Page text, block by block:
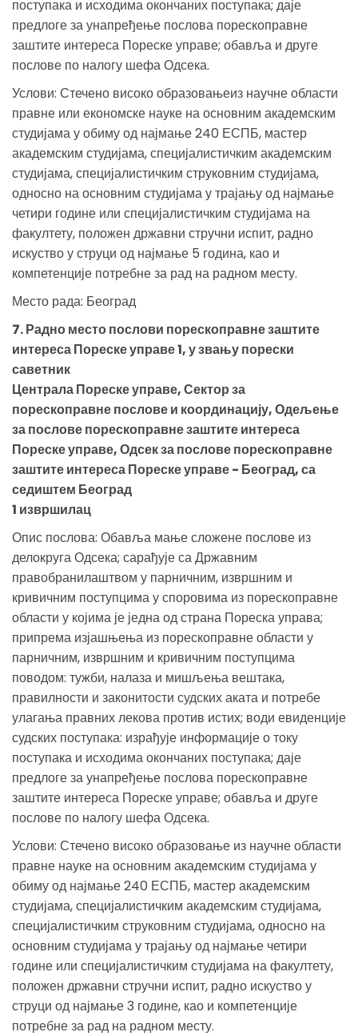
поступака и исходима окончаних поступака; даје
предлоге за унапређење послова порескоправне
заштите интереса Пореске управе; обавља и друге
послове по налогу шефа Одсека.
Услови: Стечено високо образовањеиз научне области
правне или економске науке на основним академским
студијама у обиму од најмање 240 ЕСПБ, мастер
академским студијама, специјалистичким академским
студијама, специјалистичким струковним студијама,
односно на основним студијама у трајању од најмање
четири године или специјалистичким студијама на
факултету, положен државни стручни испит, радно
искуство у струци од најмање 5 година, као и
компетенције потребне за рад на радном месту.
Место рада: Београд
7. Радно место послови порескоправне заштите
интереса Пореске управе 1, у звању порески
саветник
Централа Пореске управе, Сектор за
порескоправне послове и координацију, Одељење
за послове порескоправне заштите интереса
Пореске управе, Одсек за послове порескоправне
заштите интереса Пореске управе - Београд, са
седиштем Београд
1 извршилац
Опис послова: Обавља мање сложене послове из
делокруга Одсека; сарађује са Државним
правобранилаштвом у парничним, извршним и
кривичним поступцима у споровима из порескоправне
области у којима је једна од страна Пореска управа;
припрема изјашњења из порескоправне области у
парничним, извршним и кривичним поступцима
поводом: тужби, налаза и мишљења вештака,
правилности и законитости судских аката и потребе
улагања правних лекова против истих; води евиденције
судских поступака: израђује информације о току
поступака и исходима окончаних поступака; даје
предлоге за унапређење послова порескоправне
заштите интереса Пореске управе; обавља и друге
послове по налогу шефа Одсека.
Услови: Стечено високо образовање из научне области
правне науке на основним академским студијама у
обиму од најмање 240 ЕСПБ, мастер академским
студијама, специјалистичким академским студијама,
специјалистичким струковним студијама, односно на
основним студијама у трајању од најмање четири
године или специјалистичким студијама на факултету,
положен државни стручни испит, радно искуство у
струци од најмање 3 године, као и компетенције
потребне за рад на радном месту.